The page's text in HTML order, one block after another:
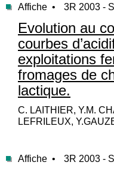
Affiche • 3R 2003 -
Evolution au
courbes
exploitations
fromages de
lactique.
C. LAITHIER, Y.M.
LEFRILEUX,
Affiche • 3R 2003 -